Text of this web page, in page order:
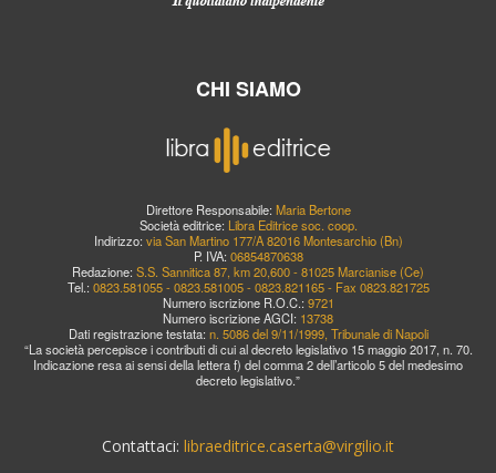
CHI SIAMO
Direttore Responsabile: Maria Bertone
Società editrice: Libra Editrice soc. coop.
Indirizzo: via San Martino 177/A 82016 Montesarchio (Bn)
P. IVA: 06854870638
Redazione: S.S. Sannitica 87, km 20,600 - 81025 Marcianise (Ce)
Tel.: 0823.581055 - 0823.581005 - 0823.821165 - Fax 0823.821725
Numero iscrizione R.O.C.: 9721
Numero iscrizione AGCI: 13738
Dati registrazione testata: n. 5086 del 9/11/1999, Tribunale di Napoli
“La società percepisce i contributi di cui al decreto legislativo 15 maggio 2017, n. 70.
Indicazione resa ai sensi della lettera f) del comma 2 dell’articolo 5 del medesimo
decreto legislativo.”
Contattaci: libraeditrice.caserta@virgilio.it